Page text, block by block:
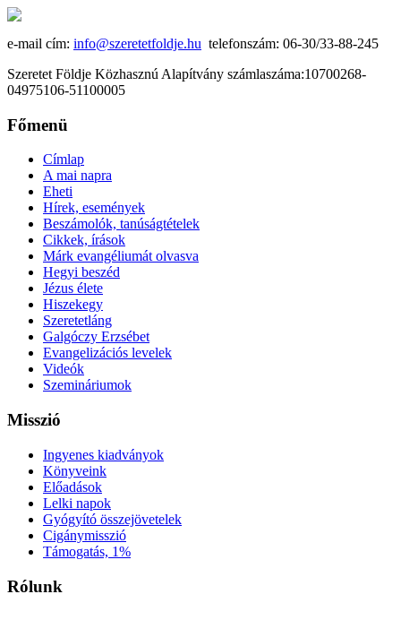
e-mail cím: info@szeretetfoldje.hu telefonszám: 06-30/33-88-245
Szeretet Földje Közhasznú Alapítvány számlaszáma:10700268-
04975106-51100005
Főmenü
Címlap
A mai napra
Eheti
Hírek, események
Beszámolók, tanúságtételek
Cikkek, írások
Márk evangéliumát olvasva
Hegyi beszéd
Jézus élete
Hiszekegy
Szeretetláng
Galgóczy Erzsébet
Evangelizációs levelek
Videók
Szemináriumok
Misszió
Ingyenes kiadványok
Könyveink
Előadások
Lelki napok
Gyógyító összejövetelek
Cigánymisszió
Támogatás, 1%
Rólunk